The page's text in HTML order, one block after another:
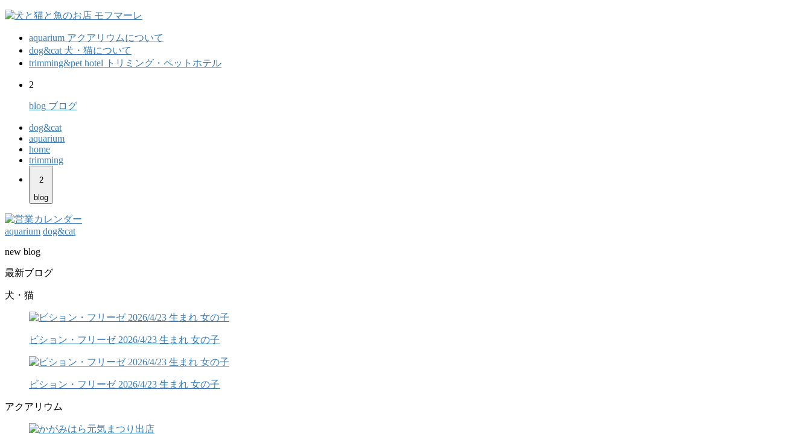
aquarium アクアリウムについて
dog&cat 犬・猫について
trimming&pet hotel
トリミング・ペットホテル
2
blog ブログ
dog&cat
aquarium
home
trimming
2
blog
aquarium dog&cat
new blog
最新ブログ
犬・猫
ビション・フリーゼ 2026/4/23 生まれ 女の子
ビション・フリーゼ 2026/4/23 生まれ 女の子
アクアリウム